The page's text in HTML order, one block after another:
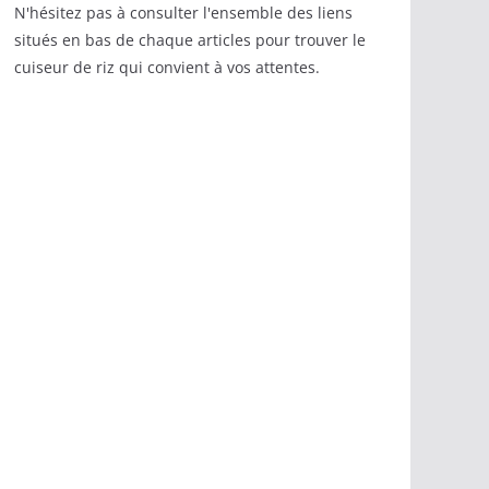
N'hésitez pas à consulter l'ensemble des liens
situés en bas de chaque articles pour trouver le
cuiseur de riz qui convient à vos attentes.